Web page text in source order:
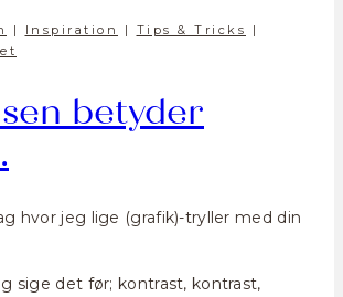
| Inspiration | Tips & Tricks
|
betyder
hvor jeg lige (grafik)-tryller med din
sige det før; kontrast, kontrast,